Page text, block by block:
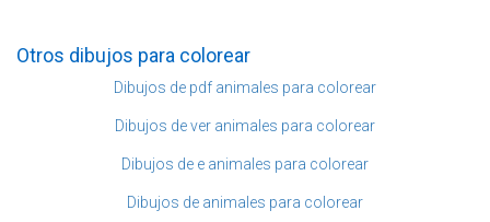
Otros dibujos para colorear
Dibujos de pdf animales para colorear
Dibujos de ver animales para colorear
Dibujos de e animales para colorear
Dibujos de animales para colorear